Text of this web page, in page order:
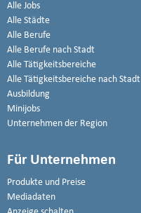
Alle Jobs
Alle Städte
Alle Berufe
Alle Berufe nach Stadt
Alle Tätigkeitsbereiche
Alle Tätigkeitsbereiche nach Stadt
Ausbildung
Minijobs
Unternehmen der Region
Für Unternehmen
Produkte und Preise
Mediadaten